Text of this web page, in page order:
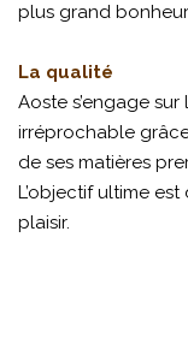
plus grand
La qualité
Aoste s’engage
irréprochable
de ses matières
L’objectif ultime
plaisir.